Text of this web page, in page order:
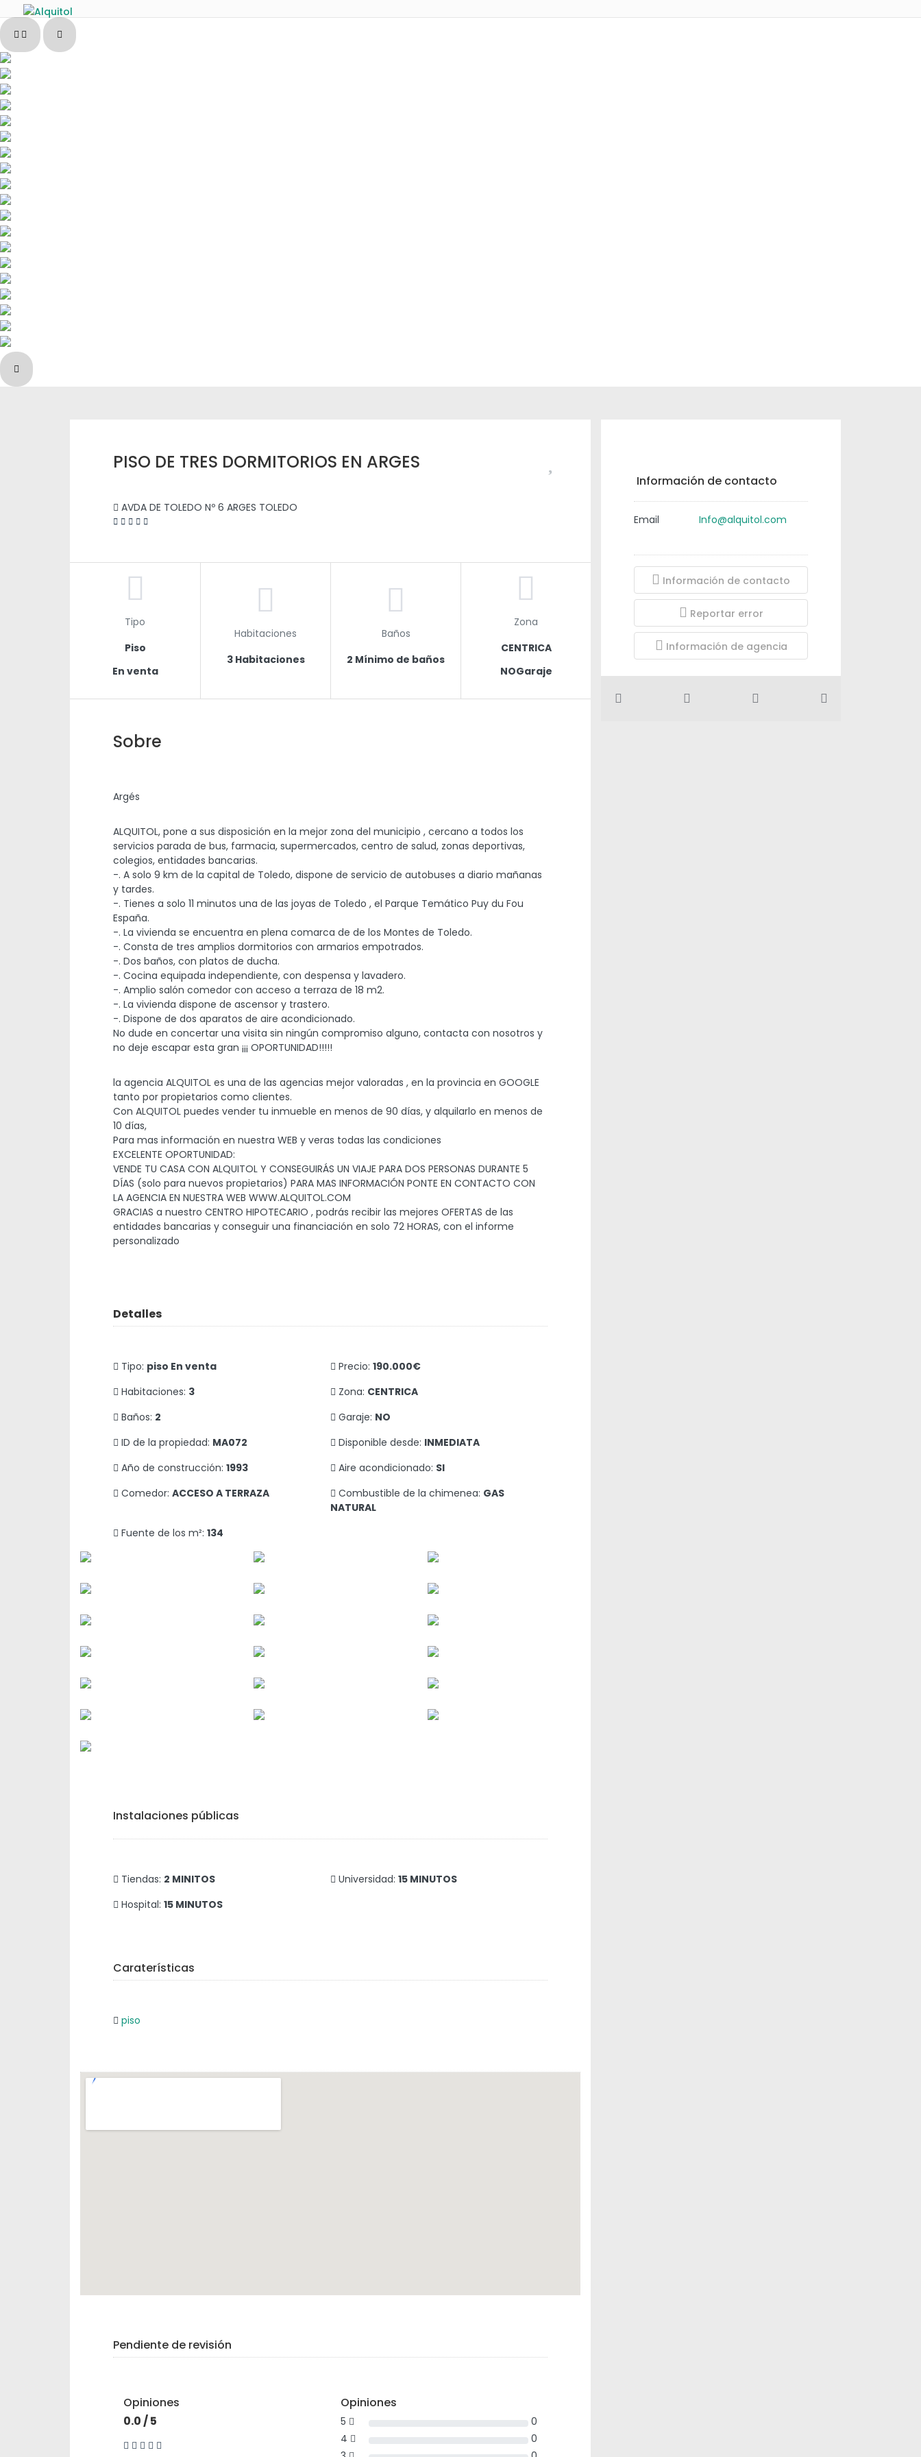
Pause slide rotation
Resume slide rotation
Previous slide
Next slide
PISO DE TRES DORMITORIOS EN ARGES
AVDA DE TOLEDO Nº 6 ARGES TOLEDO
Tipo
Piso
En venta
Habitaciones
3 Habitaciones
Baños
2 Mínimo de baños
Zona
CENTRICA
NOGaraje
Sobre
Argés
ALQUITOL, pone a sus disposición en la mejor zona del municipio , cercano a todos los
servicios parada de bus, farmacia, supermercados, centro de salud, zonas deportivas,
colegios, entidades bancarias.
-. A solo 9 km de la capital de Toledo, dispone de servicio de autobuses a diario mañanas
y tardes.
-. Tienes a solo 11 minutos una de las joyas de Toledo , el Parque Temático Puy du Fou
España.
-. La vivienda se encuentra en plena comarca de de los Montes de Toledo.
-. Consta de tres amplios dormitorios con armarios empotrados.
-. Dos baños, con platos de ducha.
-. Cocina equipada independiente, con despensa y lavadero.
-. Amplio salón comedor con acceso a terraza de 18 m2.
-. La vivienda dispone de ascensor y trastero.
-. Dispone de dos aparatos de aire acondicionado.
No dude en concertar una visita sin ningún compromiso alguno, contacta con nosotros y
no deje escapar esta gran ¡¡¡ OPORTUNIDAD!!!!!
la agencia ALQUITOL es una de las agencias mejor valoradas , en la provincia en GOOGLE
tanto por propietarios como clientes.
Con ALQUITOL puedes vender tu inmueble en menos de 90 días, y alquilarlo en menos de
10 días,
Para mas información en nuestra WEB y veras todas las condiciones
EXCELENTE OPORTUNIDAD:
VENDE TU CASA CON ALQUITOL Y CONSEGUIRÁS UN VIAJE PARA DOS PERSONAS DURANTE 5
DÍAS (solo para nuevos propietarios) PARA MAS INFORMACIÓN PONTE EN CONTACTO CON
LA AGENCIA EN NUESTRA WEB WWW.ALQUITOL.COM
GRACIAS a nuestro CENTRO HIPOTECARIO , podrás recibir las mejores OFERTAS de las
entidades bancarias y conseguir una financiación en solo 72 HORAS, con el informe
personalizado
Detalles
Tipo: piso En venta Precio: 190.000€
Habitaciones: 3 Zona: CENTRICA
Baños: 2 Garaje: NO
ID de la propiedad: MA072 Disponible desde: INMEDIATA
Año de construcción: 1993 Aire acondicionado: SI
Comedor: ACCESO A TERRAZA Combustible de la chimenea: GAS
NATURAL
Fuente de los m²: 134
Instalaciones públicas
Tiendas: 2 MINITOS Universidad: 15 MINUTOS
Hospital: 15 MINUTOS
Caraterísticas
piso
Pendiente de revisión
Opiniones
0.0 / 5
Opiniones
5
0
4
0
Información de contacto
Email Info@alquitol.com
Información de contacto
Reportar error
Información de agencia